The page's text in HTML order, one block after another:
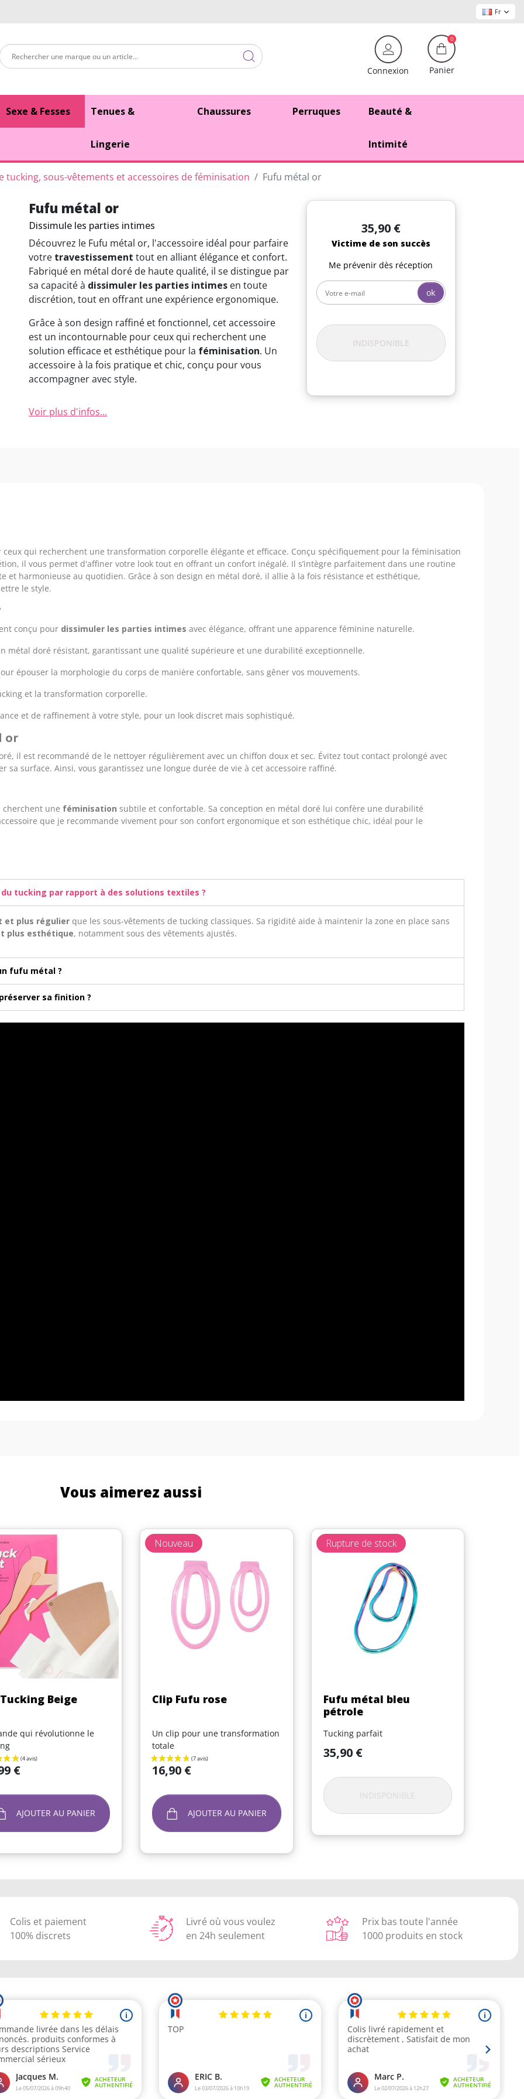
Fr
Connexion
0
Panier
Sexe & Fesses Tenues &
Lingerie
Chaussures Perruques Beauté &
Intimité
tucking, sous-vêtements et accessoires de féminisation Fufu métal or
Fufu métal or
Dissimule les parties intimes
Découvrez le Fufu métal or, l'accessoire idéal pour parfaire
votre travestissement tout en alliant élégance et confort.
Fabriqué en métal doré de haute qualité, il se distingue par
sa capacité à dissimuler les parties intimesen toute
discrétion, tout en offrant une expérience ergonomique.
Grâce à son design raffiné et fonctionnel, cet accessoire
est un incontournable pour ceux qui recherchent une
solution efficace et esthétique pour la féminisation. Un
accessoire à la fois pratique et chic, conçu pour vous
accompagner avec style.
Voir plus d'infos...
35,90 €
Victime de son succès
Me prévenir dès réception
ok
INDISPONIBLE
ceux qui recherchent une transformation corporelle élégante et efficace. Conçu spécifiquement pour la féminisation
il vous permet d'affiner votre look tout en offrant un confort inégalé. Il s’intègre parfaitement dans une routine
harmonieuse au quotidien. Grâce à son design en métal doré, il allie à la fois résistance et esthétique,
le style.
conçu pour dissimuler les parties intimes avec élégance, offrant une apparence féminine naturelle.
métal doré résistant, garantissant une qualité supérieure et une durabilité exceptionnelle.
épouser la morphologie du corps de manière confortable, sans gêner vos mouvements.
et la transformation corporelle.
et de raffinement à votre style, pour un look discret mais sophistiqué.
or
il est recommandé de le nettoyer régulièrement avec un chiffon doux et sec. Évitez tout contact prolongé avec
surface. Ainsi, vous garantissez une longue durée de vie à cet accessoire raffiné.
cherchent une féminisation subtile et confortable. Sa conception en métal doré lui confère une durabilité
que je recommande vivement pour son confort ergonomique et son esthétique chic, idéal pour le
tucking par rapport à des solutions textiles ?
et plus régulier que les sous-vêtements de tucking classiques. Sa rigidité aide à maintenir la zone en place sans
plus esthétique, notamment sous des vêtements ajustés.
fufu métal ?
sa finition ?
Vous aimerez aussi
Aperçu rapide
Beige
qui révolutionne le
€
AJOUTER AU PANIER
Clip Fufu rose
Un clip pour une transformation
totale
Prix
16,90 €
AJOUTER AU PANIER
Nouveau
Aperçu rapide
Fufu métal bleu
pétrole
Tucking parfait
Prix
35,90 €
INDISPONIBLE
Rupture de stock
Colis et paiement
100% discrets
Livré où vous voulez
en 24h seulement
Prix bas toute l'année
1000 produits en stock